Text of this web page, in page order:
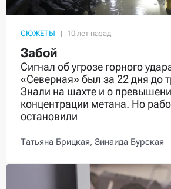
СЮЖЕТЫ
Забой
Сигнал об угрозе горного
«Северная» был за 22 дня до
Знали на шахте и о
концентрации метана. Но
остановили
Татьяна Брицкая, Зинаида Бурская